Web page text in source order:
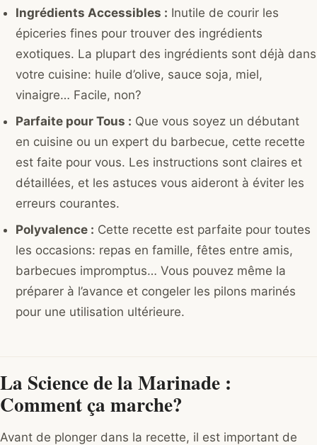
Ingrédients Accessibles : Inutile de courir les
épiceries fines pour trouver des ingrédients
exotiques. La plupart des ingrédients sont déjà dans
votre cuisine: huile d’olive, sauce soja, miel,
vinaigre… Facile, non?
Parfaite pour Tous : Que vous soyez un débutant
en cuisine ou un expert du barbecue, cette recette
est faite pour vous. Les instructions sont claires et
détaillées, et les astuces vous aideront à éviter les
erreurs courantes.
Polyvalence : Cette recette est parfaite pour toutes
les occasions: repas en famille, fêtes entre amis,
barbecues impromptus… Vous pouvez même la
préparer à l’avance et congeler les pilons marinés
pour une utilisation ultérieure.
La Science de la Marinade :
Comment ça marche?
Avant de plonger dans la recette, il est important de